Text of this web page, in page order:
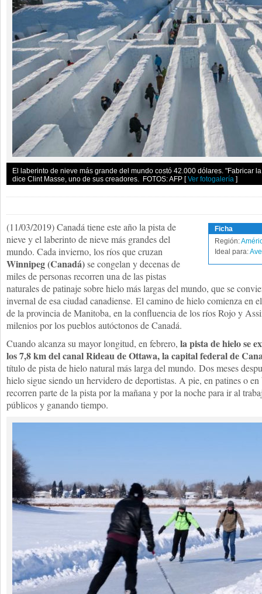
El laberinto de nieve más grande del mundo costó 42.000 dólares. "Fabricar
dice Clint Masse, uno de sus creadores. FOTOS: AFP [Ver fotogalería ]
Ficha
Región:
Ideal para:
(11/03/2019) Canadá tiene este año la pista de
nieve y el laberinto de nieve más grandes del
mundo. Cada invierno, los ríos que cruzan
Winnipeg (Canadá)se congelan y decenas de
miles de personas recorren una de las pistas
naturales de patinaje sobre hielo más largas del mundo, que se
invernal de esa ciudad canadiense. El camino de hielo comienza en
de la provincia de Manitoba, en la confluencia de los ríos Rojo y
milenios por los pueblos autóctonos de Canadá.
Cuando alcanza su mayor longitud, en febrero, la pista de hielo se
los 7,8 km del canal Rideau de Ottawa, la capital federal de
título de pista de hielo natural más larga del mundo. Dos meses
hielo sigue siendo un hervidero de deportistas. A pie, en patines o
recorren parte de la pista por la mañana y por la noche para ir al
públicos y ganando tiempo.